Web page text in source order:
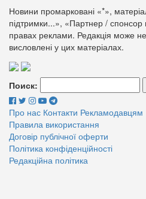
Новини промарковані «*»,
підтримки...», «Партнер / спонсор
правах реклами. Редакція може
висловлені у цих матеріалах.
Поиск:
Про нас Контакти Рекламодавцям
Правила використання
Договір публічної оферти
Політика конфіденційності
Редакційна політика